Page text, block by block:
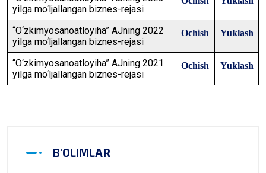
B'OLIMLAR
yilga mo‘ljallangan biznes-rejasi
“O‘zkimyosanoatloyiha” AJning 2022
yilga mo‘ljallangan biznes-rejasi
Ochish Yuklash
“O‘zkimyosanoatloyiha” AJning 2021
yilga mo‘ljallangan biznes-rejasi
Ochish Yuklash